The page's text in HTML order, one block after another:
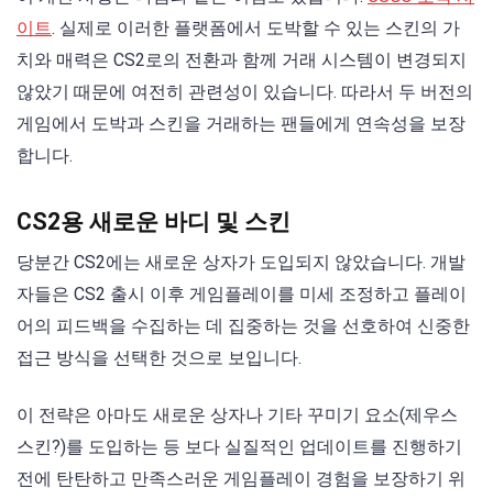
이트. 실제로 이러한 플랫폼에서 도박할 수 있는 스킨의 가
치와 매력은 CS2로의 전환과 함께 거래 시스템이 변경되지
않았기 때문에 여전히 관련성이 있습니다. 따라서 두 버전의
게임에서 도박과 스킨을 거래하는 팬들에게 연속성을 보장
합니다.
CS2용 새로운 바디 및 스킨
당분간 CS2에는 새로운 상자가 도입되지 않았습니다. 개발
자들은 CS2 출시 이후 게임플레이를 미세 조정하고 플레이
어의 피드백을 수집하는 데 집중하는 것을 선호하여 신중한
접근 방식을 선택한 것으로 보입니다.
이 전략은 아마도 새로운 상자나 기타 꾸미기 요소(제우스
스킨?)를 도입하는 등 보다 실질적인 업데이트를 진행하기
전에 탄탄하고 만족스러운 게임플레이 경험을 보장하기 위